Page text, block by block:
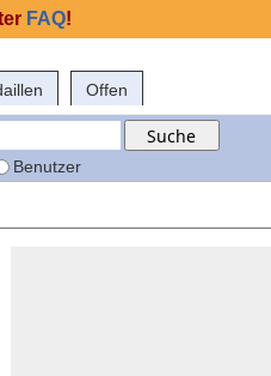
Offen
Benutzer
FAQ!